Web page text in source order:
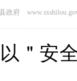
政府
＂ 安